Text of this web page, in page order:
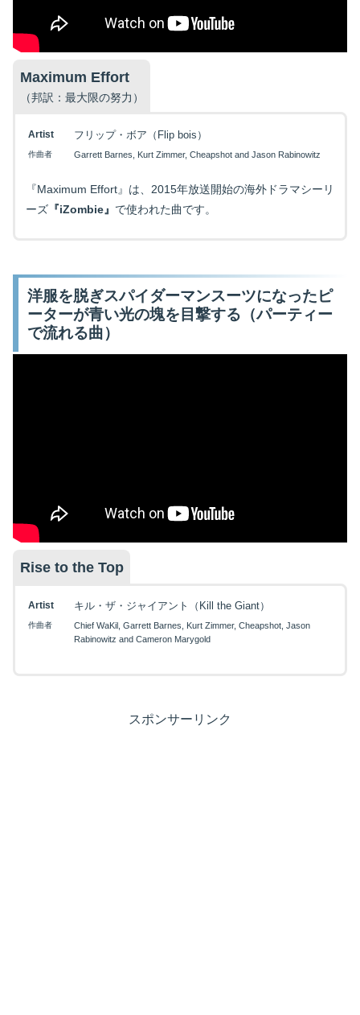
Maximum Effort
（邦訳：最大限の努力）
Artist フリップ・ボア（Flip bois）
作曲者 Garrett Barnes, Kurt Zimmer, Cheapshot and Jason Rabinowitz
『Maximum Effort』は、2015年放送開始の海外ドラマシーリ
ーズ『iZombie』 で使われた曲です。
洋服を脱ぎスパイダーマンスーツになったピ
ーターが青い光の塊を目撃する（パーティー
で流れる曲）
Rise to the Top
Artist キル・ザ・ジャイアント（Kill the Giant）
作曲者
Chief WaKil, Garrett Barnes, Kurt Zimmer, Cheapshot, Jason
Rabinowitz and Cameron Marygold
スポンサーリンク